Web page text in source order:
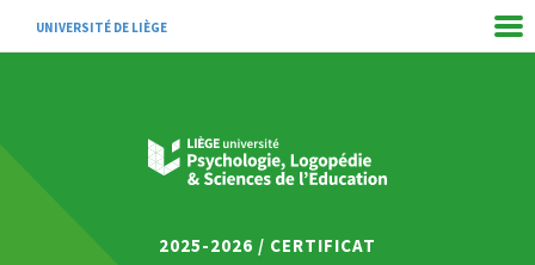
UNIVERSITÉ DE LIÈGE
2025-2026 / CERTIFICAT